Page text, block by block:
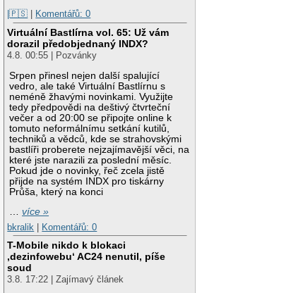
|🇵🇸
Komentářů: 0
Virtuální Bastlírna vol. 65: Už vám
dorazil předobjednaný INDX?
4.8. 00:55 | Pozvánky
Srpen přinesl nejen další spalující
vedro, ale také Virtuální Bastlírnu s
neméně žhavými novinkami. Využijte
tedy předpovědi na deštivý čtvrteční
večer a od 20:00 se připojte online k
tomuto neformálnímu setkání kutilů,
techniků a vědců, kde se strahovskými
bastlíři proberete nejzajímavější věci, na
které jste narazili za poslední měsíc.
Pokud jde o novinky, řeč zcela jistě
přijde na systém INDX pro tiskárny
Průša, který na konci
…více »
bkralik | Komentářů: 0
T-Mobile nikdo k blokaci
‚dezinfowebu‘ AC24 nenutil, píše
soud
3.8. 17:22 | Zajímavý článek